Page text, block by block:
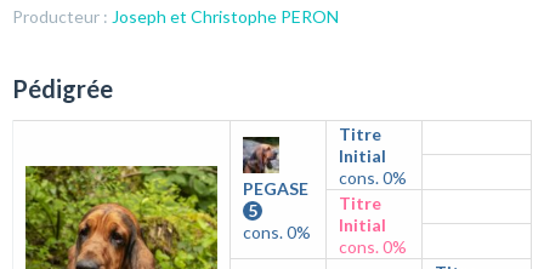
Producteur : Joseph et Christophe PERON
Pédigrée
PEGASE
5
cons. 0%
Titre
Initial
cons. 0%
Titre
Initial
cons. 0%